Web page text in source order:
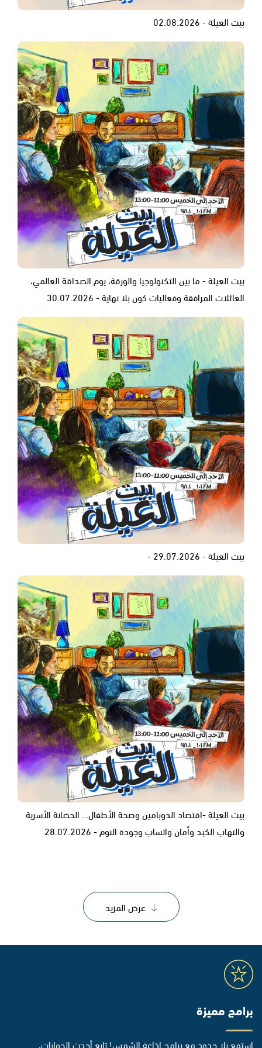
بيت العيلة - 02.08.2026
بيت العيلة - ما بين التكنولوجيا والورقة، يوم الصداقة العالمي،
العائلات المرافقة وفعاليات كون بلا نهاية - 30.07.2026
بيت العيلة - 29.07.2026 -
بيت العيلة -اقتصاد الدوبامين وصحة الأطفال… الحضانة الأسرية
والتهاب الكبد وأمان واتساب وجودة النوم - 28.07.2026
عرض المزيد
برامج مميزة
استمع بلا حدود مع برامج إذاعة الشمس! تابع أحدث الحوارات،